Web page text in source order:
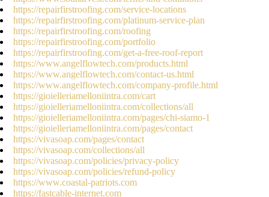
https://repairfirstroofing.com/service-locations
https://repairfirstroofing.com/platinum-service-plan
https://repairfirstroofing.com/roofing
https://repairfirstroofing.com/portfolio
https://repairfirstroofing.com/get-a-free-roof-report
https://www.angelflowtech.com/products.html
https://www.angelflowtech.com/contact-us.html
https://www.angelflowtech.com/company-profile.html
https://gioielleriamelloniintra.com/cart
https://gioielleriamelloniintra.com/collections/all
https://gioielleriamelloniintra.com/pages/chi-siamo-1
https://gioielleriamelloniintra.com/pages/contact
https://vivasoap.com/pages/contact
https://vivasoap.com/collections/all
https://vivasoap.com/policies/privacy-policy
https://vivasoap.com/policies/refund-policy
https://www.coastal-patriots.com
https://fastcable-internet.com